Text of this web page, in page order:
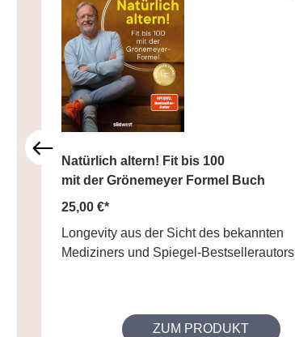
Natürlich altern! Fit bis 100
mit der Grönemeyer Formel Buch
25,00 €*
Longevity aus der Sicht des bekannten
Mediziners und Spiegel-Bestsellerautors
ZUM PRODUKT